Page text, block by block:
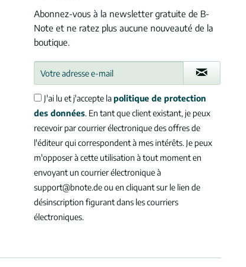
Abonnez-vous à la newsletter gratuite de B-
Note et ne ratez plus aucune nouveauté de la
boutique.
J'ai lu et j'accepte lapolitique de protection
des données. En tant que client existant, je peux
recevoir par courrier électronique des offres de
l'éditeur qui correspondent à mes intérêts. Je peux
m'opposer à cette utilisation à tout moment en
envoyant un courrier électronique à
support@bnote.de ou en cliquant sur le lien de
désinscription figurant dans les courriers
électroniques.